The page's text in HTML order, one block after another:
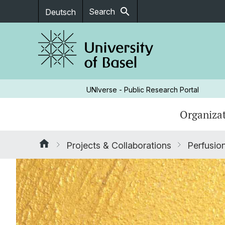
Deutsch Search search
UNIverse - Public Research Portal
Projects & Collaborations